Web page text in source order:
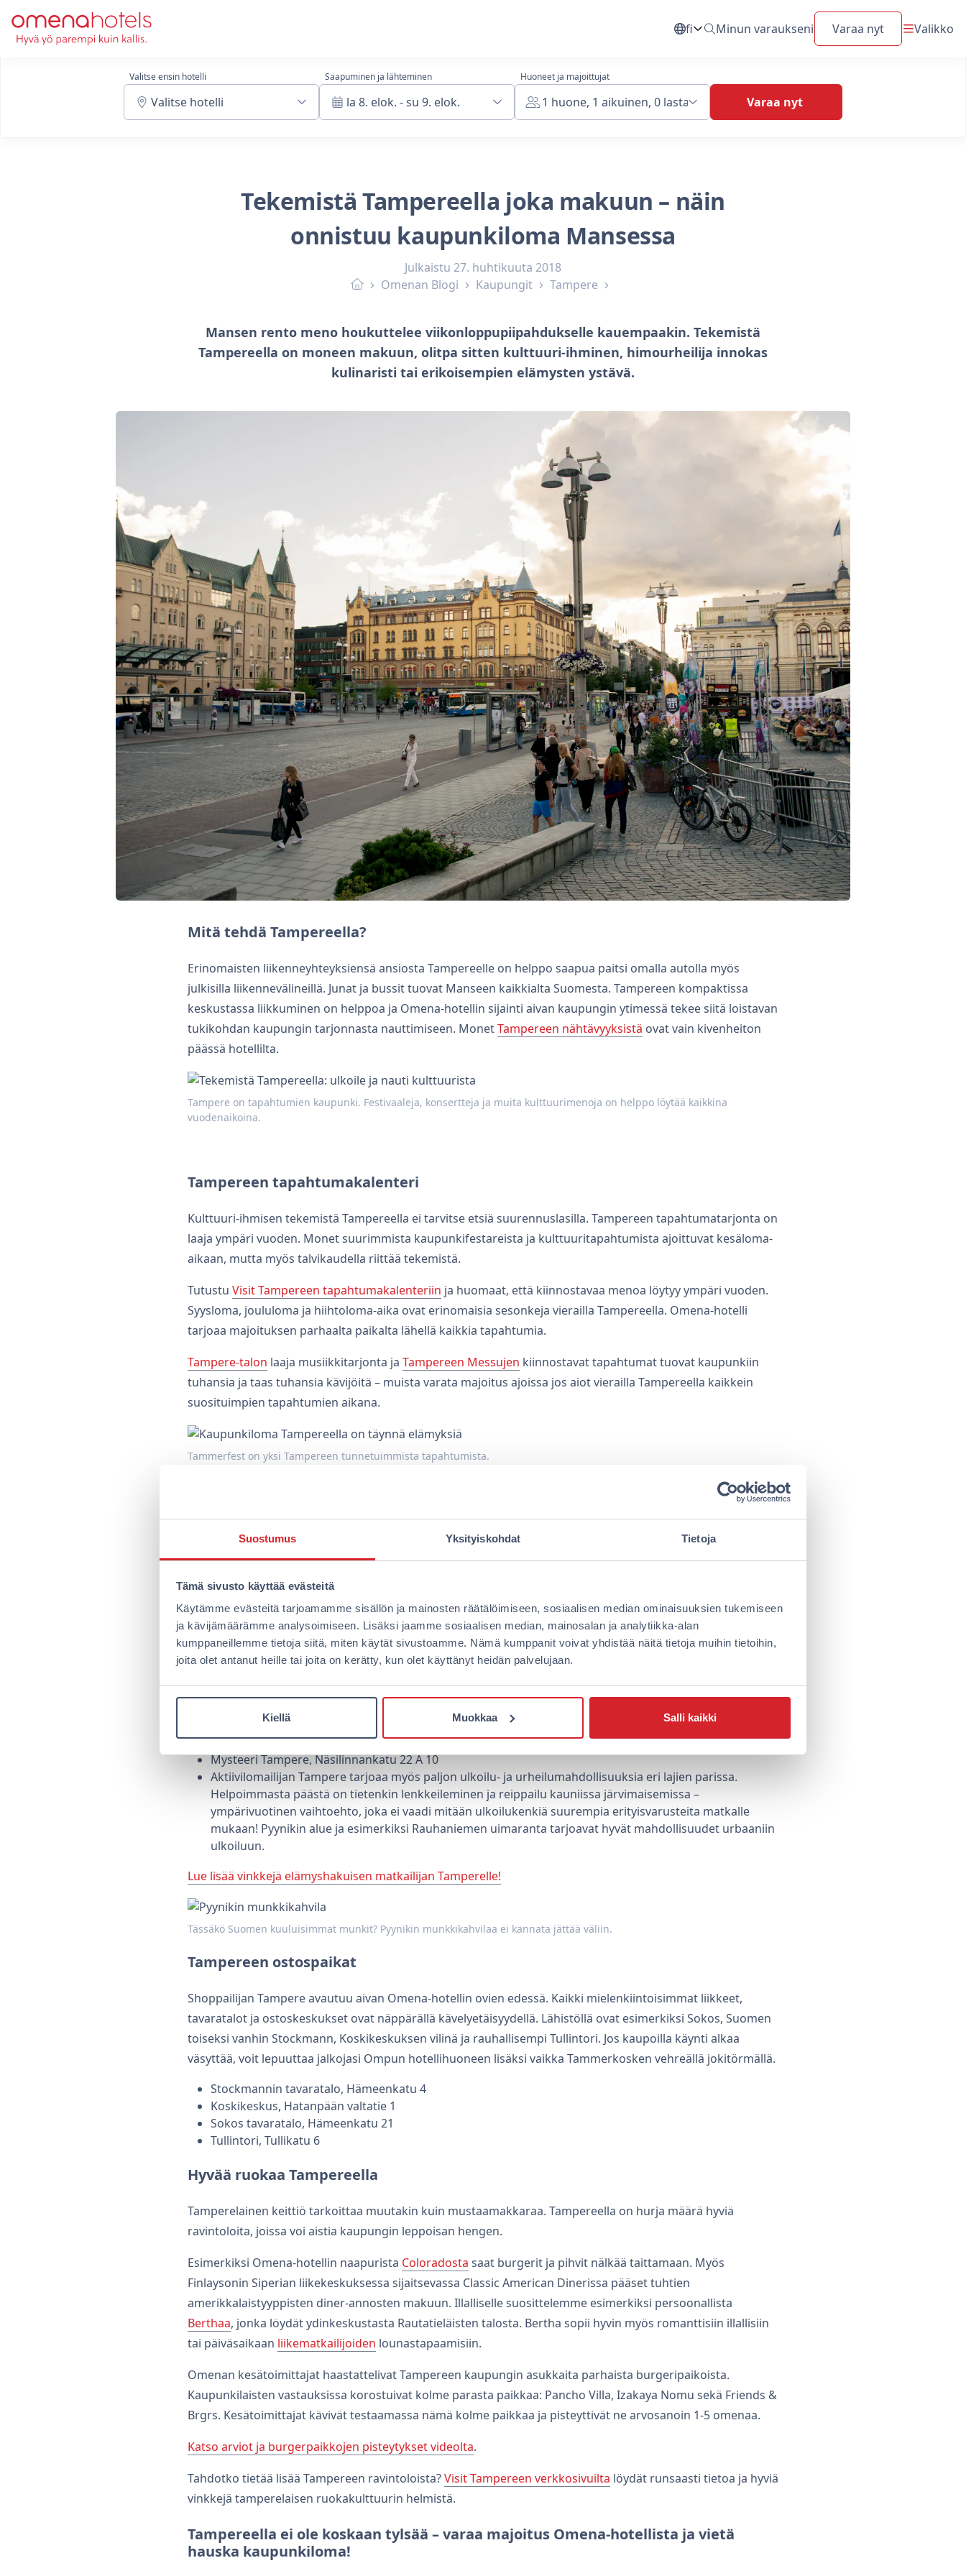
Suostumus Yksityiskohdat Tietoja
Tämä sivusto käyttää evästeitä
Käytämme evästeitä tarjoamamme sisällön ja mainosten räätälöimiseen, sosiaalisen median ominaisuuksien tukemiseen
ja kävijämäärämme analysoimiseen. Lisäksi jaamme sosiaalisen median, mainosalan ja analytiikka-alan
kumppaneillemme tietoja siitä, miten käytät sivustoamme. Nämä kumppanit voivat yhdistää näitä tietoja muihin tietoihin,
joita olet antanut heille tai joita on kerätty, kun olet käyttänyt heidän palvelujaan.
Kiellä Muokkaa Salli kaikki
Vaihda kieltä
fi Minun varaukseni Varaa nyt Valikko
Valitse ensin hotelli
Valitse hotelli
Saapuminen ja lähteminen
la 8. elok. - su 9. elok.
Huoneet ja majoittujat
1 huone, 1 aikuinen, 0 lasta Varaa nyt
Tekemistä Tampereella joka makuun – näin
onnistuu kaupunkiloma Mansessa
Julkaistu 27. huhtikuuta 2018
Omenan Blogi
Kaupungit Tampere
Mansen rento meno houkuttelee viikonloppupiipahdukselle kauempaakin. Tekemistä
Tampereella on moneen makuun, olitpa sitten kulttuuri-ihminen, himourheilija innokas
kulinaristi tai erikoisempien elämysten ystävä.
Mitä tehdä Tampereella?
Erinomaisten liikenneyhteyksiensä ansiosta Tampereelle on helppo saapua paitsi omalla autolla myös
julkisilla liikennevälineillä. Junat ja bussit tuovat Manseen kaikkialta Suomesta. Tampereen kompaktissa
keskustassa liikkuminen on helppoa ja Omena-hotellin sijainti aivan kaupungin ytimessä tekee siitä loistavan
tukikohdan kaupungin tarjonnasta nauttimiseen. MonetTampereen nähtävyyksistä ovat vain kivenheiton
päässä hotellilta.
Tampere on tapahtumien kaupunki. Festivaaleja, konsertteja ja muita kulttuurimenoja on helppo löytää kaikkina
vuodenaikoina.
Tampereen tapahtumakalenteri
Kulttuuri-ihmisen tekemistä Tampereella ei tarvitse etsiä suurennuslasilla. Tampereen tapahtumatarjonta on
laaja ympäri vuoden. Monet suurimmista kaupunkifestareista ja kulttuuritapahtumista ajoittuvat kesäloma-
aikaan, mutta myös talvikaudella riittää tekemistä.
Tutustu Visit Tampereen tapahtumakalenteriin ja huomaat, että kiinnostavaa menoa löytyy ympäri vuoden.
Syysloma, joululoma ja hiihtoloma-aika ovat erinomaisia sesonkeja vierailla Tampereella. Omena-hotelli
tarjoaa majoituksen parhaalta paikalta lähellä kaikkia tapahtumia.
Tampere-talon laaja musiikkitarjonta ja Tampereen Messujen kiinnostavat tapahtumat tuovat kaupunkiin
tuhansia ja taas tuhansia kävijöitä – muista varata majoitus ajoissa jos aiot vierailla Tampereella kaikkein
suosituimpien tapahtumien aikana.
Tammerfest on yksi Tampereen tunnetuimmista tapahtumista.
Tampereen Työväen Teatteri
kukin tarjoavat laadukasta ohjelmistoa ympäri vuoden. Suosituimpiin
näytöksiin kannattaa varata liput hyvissä ajoin etenkin pikkujoulukaudella ja ensi-iltojen aikaan.
Vauhdikasta tekemistä Tampereella: adrenaliini nousuun
Tahdotko saada sykkeen nousuun ja jännitystä elämään? Etsitkö reippaan sporttista tekemistä Tampereella?
Kerää kaverit kokoon ja viettäkää iltapäivä Megazonessa hikoillen! Myös suositut pakohuonepelit ovat
Getaway -room escape, Åkerlundinkatu 3
Room Escape Tampere, Finlayson TR9
Mysteeri Tampere, Näsilinnankatu 22 A 10
Aktiivilomailijan Tampere tarjoaa myös paljon ulkoilu- ja urheilumahdollisuuksia eri lajien parissa.
Helpoimmasta päästä on tietenkin lenkkeileminen ja reippailu kauniissa järvimaisemissa –
ympärivuotinen vaihtoehto, joka ei vaadi mitään ulkoilukenkiä suurempia erityisvarusteita matkalle
mukaan! Pyynikin alue ja esimerkiksi Rauhaniemen uimaranta tarjoavat hyvät mahdollisuudet urbaaniin
ulkoiluun.
Lue lisää vinkkejä elämyshakuisen matkailijan Tamperelle!
Tässäkö Suomen kuuluisimmat munkit? Pyynikin munkkikahvilaa ei kannata jättää väliin.
Tampereen ostospaikat
Shoppailijan Tampere avautuu aivan Omena-hotellin ovien edessä. Kaikki mielenkiintoisimmat liikkeet,
tavaratalot ja ostoskeskukset ovat näppärällä kävelyetäisyydellä. Lähistöllä ovat esimerkiksi Sokos, Suomen
toiseksi vanhin Stockmann, Koskikeskuksen vilinä ja rauhallisempi Tullintori. Jos kaupoilla käynti alkaa
väsyttää, voit lepuuttaa jalkojasi Ompun hotellihuoneen lisäksi vaikka Tammerkosken vehreällä jokitörmällä.
Stockmannin tavaratalo, Hämeenkatu 4
Koskikeskus, Hatanpään valtatie 1
Sokos tavaratalo, Hämeenkatu 21
Tullintori, Tullikatu 6
Hyvää ruokaa Tampereella
Tamperelainen keittiö tarkoittaa muutakin kuin mustaamakkaraa. Tampereella on hurja määrä hyviä
ravintoloita, joissa voi aistia kaupungin leppoisan hengen.
Esimerkiksi Omena-hotellin naapurista Coloradosta saat burgerit ja pihvit nälkää taittamaan. Myös
Finlaysonin Siperian liikekeskuksessa sijaitsevassa Classic American Dinerissa pääset tuhtien
amerikkalaistyyppisten diner-annosten makuun. Illalliselle suosittelemme esimerkiksi persoonallista
Berthaa, jonka löydät ydinkeskustasta Rautatieläisten talosta. Bertha sopii hyvin myös romanttisiin illallisiin
tai päiväsaikaan liikematkailijoiden lounastapaamisiin.
Omenan kesätoimittajat haastattelivat Tampereen kaupungin asukkaita parhaista burgeripaikoista.
Kaupunkilaisten vastauksissa korostuivat kolme parasta paikkaa: Pancho Villa, Izakaya Nomu sekä Friends &
Brgrs. Kesätoimittajat kävivät testaamassa nämä kolme paikkaa ja pisteyttivät ne arvosanoin 1-5 omenaa.
Katso arviot ja burgerpaikkojen pisteytykset videolta.
Tahdotko tietää lisää Tampereen ravintoloista?Visit Tampereen verkkosivuilta löydät runsaasti tietoa ja hyviä
vinkkejä tamperelaisen ruokakulttuurin helmistä.
Tampereella ei ole koskaan tylsää – varaa majoitus Omena-hotellista ja vietä
hauska kaupunkiloma!